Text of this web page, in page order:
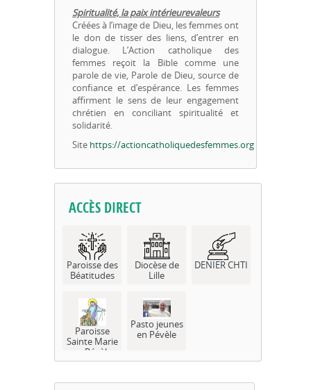
Spiritualité, la paix intérieurevaleurs
Créées à l’image de Dieu, les femmes ont
le don de tisser des liens, d’entrer en
dialogue. L’Action catholique des
femmes reçoit la Bible comme une
parole de vie, Parole de Dieu, source de
confiance et d’espérance. Les femmes
affirment le sens de leur engagement
chrétien en conciliant spiritualité et
solidarité.
Site https://actioncatholiquedesfemmes.org
ACCÈS DIRECT
Paroisse des
Béatitudes
Diocèse de
Lille
DENIER CHTI
Paroisse
Sainte Marie
en Pévèle
Pasto jeunes
en Pévèle